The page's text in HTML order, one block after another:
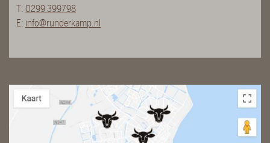
T: 0299 399798
E: info@runderkamp.nl